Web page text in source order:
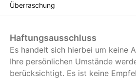
Überraschung
Haftungsausschluss
Es handelt sich hierbei um keine
Ihre persönlichen Umstände
berücksichtigt. Es ist keine